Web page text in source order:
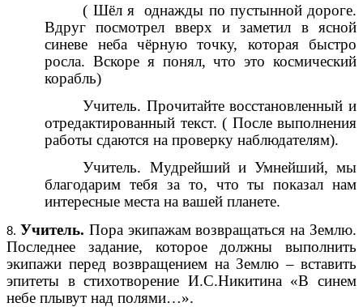
( Шёл я однажды по пустынной дороге.
Вдруг посмотрел вверх и заметил в ясной
синеве неба чёрную точку, которая быстро
росла. Вскоре я понял, что это космический
корабль)
Учитель. Прочитайте восстановленный и
отредактированный текст. ( После выполнения
работы сдаются на проверку наблюдателям).
Учитель. Мудрейший и Умнейший, мы
благодарим тебя за то, что ты показал нам
интересные места на вашей планете.
Учитель. Пора экипажам возвращаться на Землю.
Последнее задание, которое должны выполнить
экипажи перед возвращением на Землю – вставить
эпитеты в стихотворение И.С.Никитина «В синем
небе плывут над полями…».